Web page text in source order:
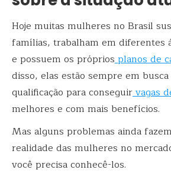
Hoje muitas mulheres no Brasil
famílias, trabalham em diferentes
e possuem os próprios planos de
disso, elas estão sempre em
qualificação para conseguirvagas
melhores e com mais benefícios.
Mas alguns problemas ainda
realidade das mulheres no
você precisa conhecê-los.